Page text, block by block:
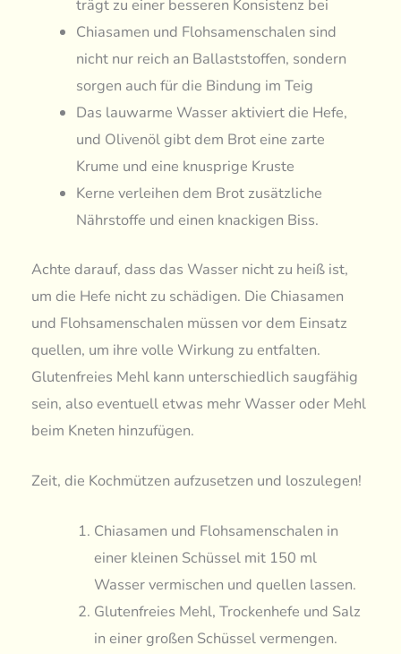
trägt zu einer besseren Konsistenz bei
Chiasamen und Flohsamenschalen sind
nicht nur reich an Ballaststoffen, sondern
sorgen auch für die Bindung im Teig
Das lauwarme Wasser aktiviert die Hefe,
und Olivenöl gibt dem Brot eine zarte
Krume und eine knusprige Kruste
Kerne verleihen dem Brot zusätzliche
Nährstoffe und einen knackigen Biss.
Achte darauf, dass das Wasser nicht zu heiß ist,
um die Hefe nicht zu schädigen. Die Chiasamen
und Flohsamenschalen müssen vor dem Einsatz
quellen, um ihre volle Wirkung zu entfalten.
Glutenfreies Mehl kann unterschiedlich saugfähig
sein, also eventuell etwas mehr Wasser oder Mehl
beim Kneten hinzufügen.
Zeit, die Kochmützen aufzusetzen und loszulegen!
Chiasamen und Flohsamenschalen in
einer kleinen Schüssel mit 150 ml
Wasser vermischen und quellen lassen.
Glutenfreies Mehl, Trockenhefe und Salz
in einer großen Schüssel vermengen.